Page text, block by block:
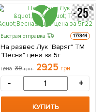
Быстрая отправка 177344
На развес Лук "Варяг" ТМ
"Весна" цена за 5г
цена 39грн 29.25 грн
- +
КУПИТЬ